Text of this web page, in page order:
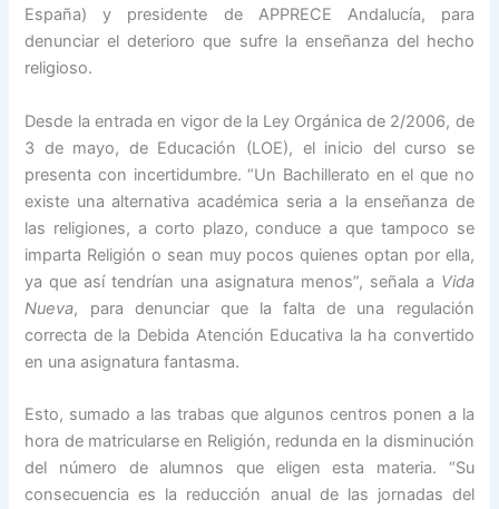
España) y presidente de APPRECE Andalucía, para
denunciar el deterioro que sufre la enseñanza del hecho
religioso.
Desde la entrada en vigor de la Ley Orgánica de 2/2006, de
3 de mayo, de Educación (LOE), el inicio del curso se
presenta con incertidumbre. “Un Bachillerato en el que no
existe una alternativa académica seria a la enseñanza de
las religiones, a corto plazo, conduce a que tampoco se
imparta Religión o sean muy pocos quienes optan por ella,
ya que así tendrían una asignatura menos”, señala a Vida
Nueva, para denunciar que la falta de una regulación
correcta de la Debida Atención Educativa la ha convertido
en una asignatura fantasma.
Esto, sumado a las trabas que algunos centros ponen a la
hora de matricularse en Religión, redunda en la disminución
del número de alumnos que eligen esta materia. “Su
consecuencia es la reducción anual de las jornadas del